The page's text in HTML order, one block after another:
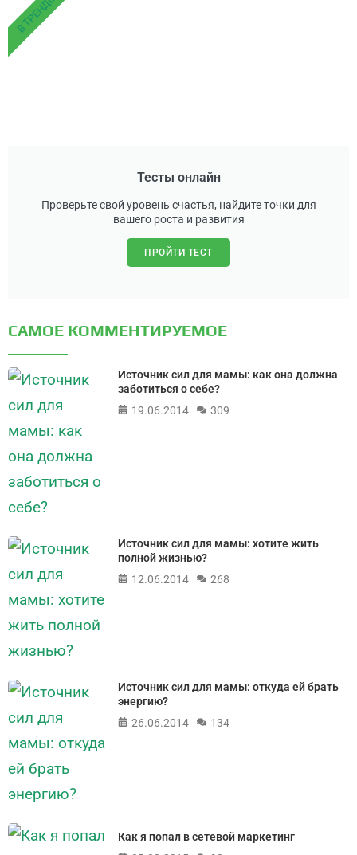
Тесты онлайн
Проверьте свой уровень счастья, найдите точки для
вашего роста и развития
ПРОЙТИ ТЕСТ
В ТРЕНДЕ
САМОЕ КОММЕНТИРУЕМОЕ
Источник сил для мамы: как она должна
заботиться о себе?
19.06.2014
309
Источник сил для мамы: хотите жить
полной жизнью?
12.06.2014
268
Источник сил для мамы: откуда ей брать
энергию?
26.06.2014
134
Как я попал в сетевой маркетинг